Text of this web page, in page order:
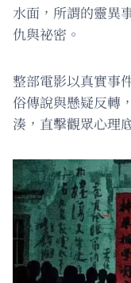
水面，所謂的靈異
仇與祕密。
整部電影以真實事
俗傳說與懸疑反轉
湊，直擊觀眾心理